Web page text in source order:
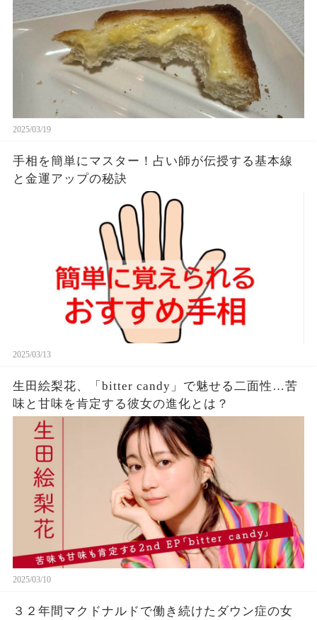
2025/03/19
手相を簡単にマスター！占い師が伝授する基本線
と金運アップの秘訣
2025/03/13
生田絵梨花、「bitter candy」で魅せる二面性…苦
味と甘味を肯定する彼女の進化とは？
2025/03/10
３２年間マクドナルドで働き続けたダウン症の女